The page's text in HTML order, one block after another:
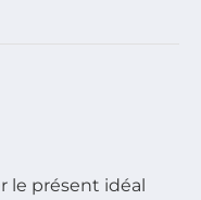
le présent idéal